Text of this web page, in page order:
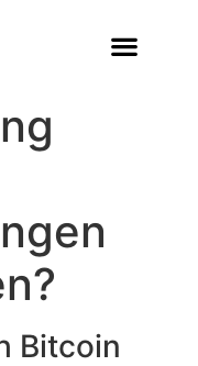
Bitcoin